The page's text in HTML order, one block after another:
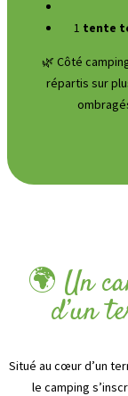
1 tente
🌿 Côté
répartis sur
🌍 Un
d’un
Situé au cœur d’un
le camping